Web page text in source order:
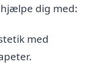
dig med:
med